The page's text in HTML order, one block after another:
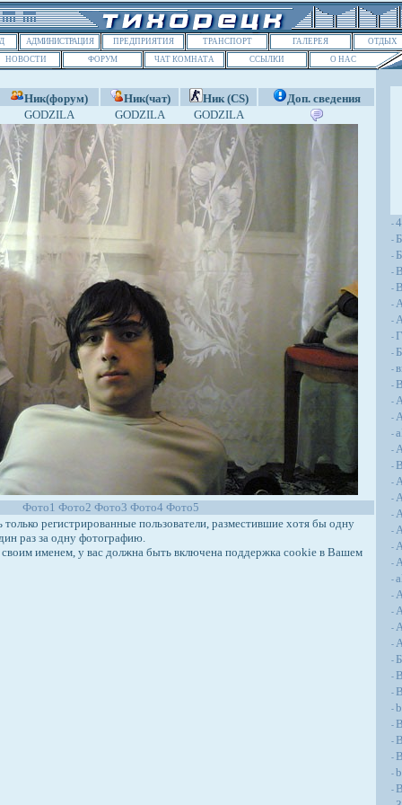
АДМИНИСТРАЦИЯ ПРЕДПРИЯТИЯ ТРАНСПОРТ ГАЛЕРЕЯ
ОТДЫХ
НОВОСТИ
ФОРУМ ЧАТ КОМНАТА ССЫЛКИ О НАС
Ник(форум) Ник(чат) Ник (CS)
Доп. сведения
GODZILA GODZILA GODZILA
Фото1 Фото2 Фото3 Фото4 Фото5
регистрированные пользователи, разместившие хотя бы одну
раз за одну фотографию.
именем, у вас должна быть включена поддержка cookie в Вашем
-
-
-
-
-
-
-
-
-
-
-
-
-
-
-
-
-
-
-
-
-
-
-
-
-
-
-
-
-
-
-
-
-
-
-
-